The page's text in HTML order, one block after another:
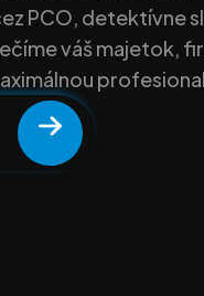
PCO, detektívne
váš majetok,